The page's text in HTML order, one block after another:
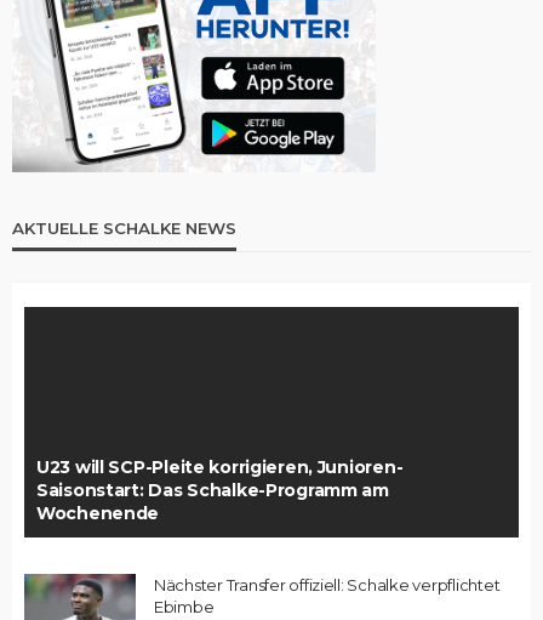
AKTUELLE SCHALKE NEWS
U23 will SCP-Pleite korrigieren, Junioren-
Saisonstart: Das Schalke-Programm am
Wochenende
Nächster Transfer offiziell: Schalke verpflichtet
Ebimbe